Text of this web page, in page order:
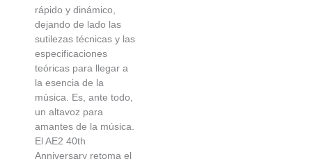
rápido y dinámico,
dejando de lado las
sutilezas técnicas y las
especificaciones
teóricas para llegar a
la esencia de la
música. Es, ante todo,
un altavoz para
amantes de la música.
El AE2 40th
Anniversary retoma el